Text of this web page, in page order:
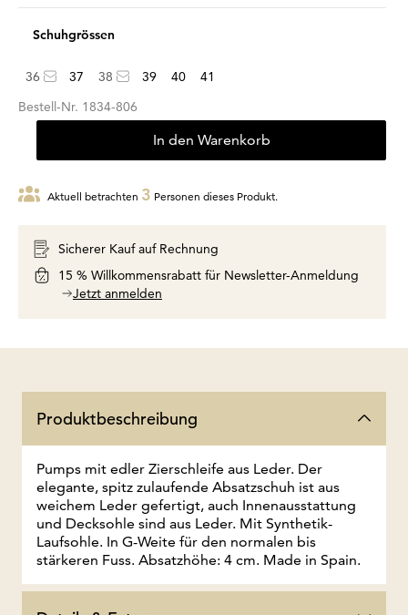
Schuhgrössen
36 37 38 39 40
41
Bestell-Nr. 1834-806
In den Warenkorb
Aktuell betrachten 3 Personen dieses Produkt.
Sicherer Kauf auf Rechnung
15 % Willkommensrabatt für Newsletter-Anmeldung
Jetzt anmelden
Produktbeschreibung
Pumps mit edler Zierschleife aus Leder. Der
elegante, spitz zulaufende Absatzschuh ist aus
weichem Leder gefertigt, auch Innenausstattung
und Decksohle sind aus Leder. Mit Synthetik-
Laufsohle. In G-Weite für den normalen bis
stärkeren Fuss. Absatzhöhe: 4 cm. Made in Spain.